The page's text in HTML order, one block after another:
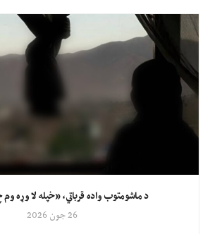
د ماشومتوب واده قرباتي، «خپله لا وړه
26 جون 2026